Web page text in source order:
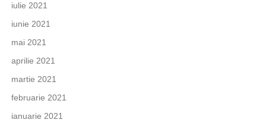
iulie 2021
iunie 2021
mai 2021
aprilie 2021
martie 2021
februarie 2021
ianuarie 2021